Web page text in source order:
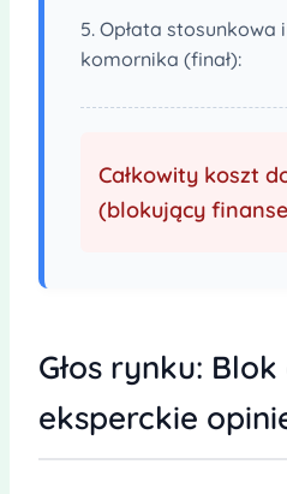
5. Opłata stosunkowa
komornika (finał):
Całkowity koszt
(blokujący
Głos rynku:
eksperckie